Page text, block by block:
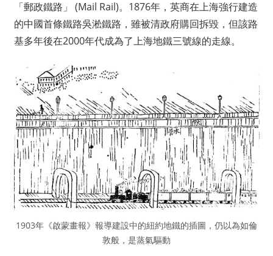
「郵政鐵路」 (Mail Rail)。1876年，英商在上海強行建造
的中國首條鐵路吳淞鐵路，雖被清政府購回拆毀，但該路
基多年後在2000年代成為了上海地鐵三號線的走線。
1903年《啟蒙畫報》報導建設中的紐約地鐵的插圖，仍以為如倫
敦般，是蒸氣驅動